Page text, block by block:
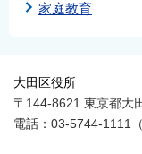
家庭教育
大田区役所
〒144-8621 東京都大
電話：03-5744-1111（